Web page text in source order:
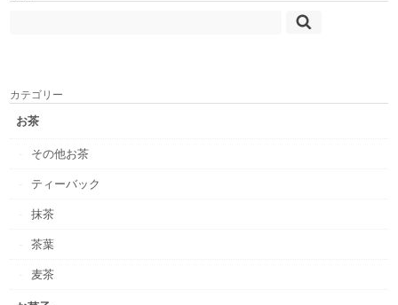
カテゴリー
お茶
その他お茶
ティーバック
抹茶
茶葉
麦茶